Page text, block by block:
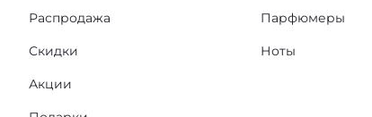
Распродажа
Скидки
Акции
Парфюмеры
Ноты